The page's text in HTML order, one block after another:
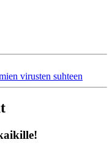
virusten suhteen